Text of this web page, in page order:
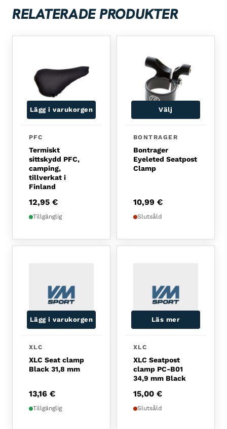
RELATERADE PRODUKTER
Lägg i varukorgen
PFC
Termiskt
sittskydd PFC,
camping,
tillverkat i
Finland
12,95 €
Tillgänglig
Välj
BONTRAGER
Bontrager
Eyeleted Seatpost
Clamp
10,99 €
Slutsåld
Lägg i varukorgen
XLC
XLC Seat clamp
Black 31,8 mm
13,16 €
Tillgänglig
Läs mer
XLC
XLC Seatpost
clamp PC-B01
34,9 mm Black
15,00 €
Slutsåld